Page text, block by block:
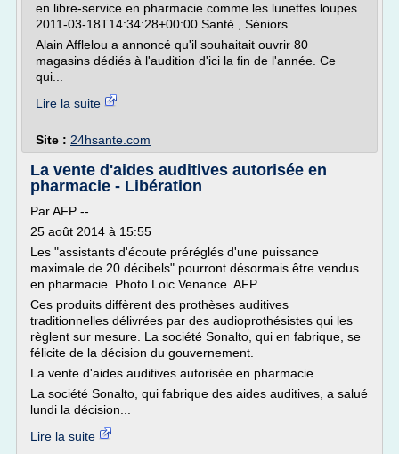
en libre-service en pharmacie comme les lunettes loupes
2011-03-18T14:34:28+00:00 Santé , Séniors
Alain Afflelou a annoncé qu'il souhaitait ouvrir 80
magasins dédiés à l'audition d'ici la fin de l'année. Ce
qui...
Lire la suite
Site : 24hsante.com
La vente d'aides auditives autorisée en
pharmacie - Libération
Par AFP --
25 août 2014 à 15:55
Les "assistants d'écoute préréglés d'une puissance
maximale de 20 décibels" pourront désormais être vendus
en pharmacie. Photo Loic Venance. AFP
Ces produits diffèrent des prothèses auditives
traditionnelles délivrées par des audioprothésistes qui les
règlent sur mesure. La société Sonalto, qui en fabrique, se
félicite de la décision du gouvernement.
La vente d'aides auditives autorisée en pharmacie
La société Sonalto, qui fabrique des aides auditives, a salué
lundi la décision...
Lire la suite